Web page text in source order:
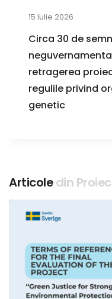
15 Iulie 2026
Circa 30 de
retragerea
regulile privind
genetic
Articoledin